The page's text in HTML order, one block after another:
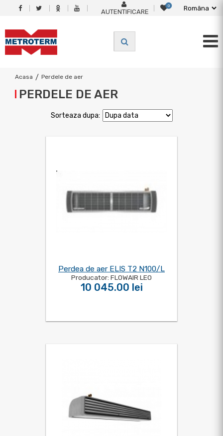
AUTENTIFICARE
0
Acasa / Perdele de aer
PERDELE DE AER
Sorteaza dupa:
Perdea de aer ELIS T2 N100/L
Producator: FLOWAIR LEO
10 045.00 lei